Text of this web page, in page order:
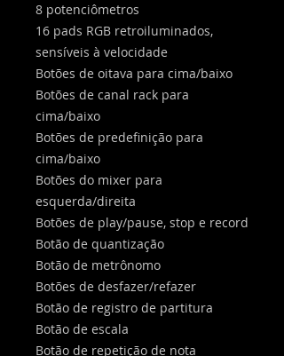
8 potenciômetros
16 pads RGB retroiluminados,
sensíveis à velocidade
Botões de oitava para cima/baixo
Botões de canal rack para
cima/baixo
Botões de predefinição para
cima/baixo
Botões do mixer para
esquerda/direita
Botões de play/pause, stop e record
Botão de quantização
Botão de metrônomo
Botões de desfazer/refazer
Botão de registro de partitura
Botão de escala
Botão de repetição de nota